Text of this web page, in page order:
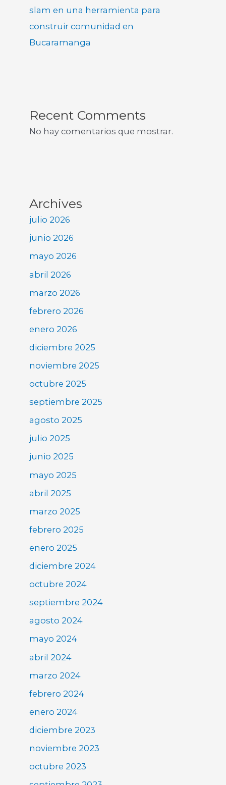
slam en una herramienta para
construir comunidad en
Bucaramanga
Recent Comments
No hay comentarios que mostrar.
Archives
julio 2026
junio 2026
mayo 2026
abril 2026
marzo 2026
febrero 2026
enero 2026
diciembre 2025
noviembre 2025
octubre 2025
septiembre 2025
agosto 2025
julio 2025
junio 2025
mayo 2025
abril 2025
marzo 2025
febrero 2025
enero 2025
diciembre 2024
octubre 2024
septiembre 2024
agosto 2024
mayo 2024
abril 2024
marzo 2024
febrero 2024
enero 2024
diciembre 2023
noviembre 2023
octubre 2023